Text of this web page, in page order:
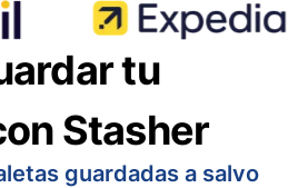
tu
Stasher
guardadas a salvo